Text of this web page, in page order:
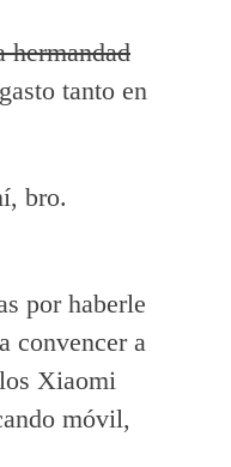
hermandad
tanto en
bro.
por haberle
convencer a
Xiaomi
móvil,